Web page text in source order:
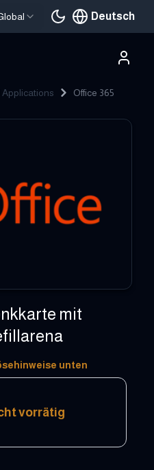
Deutsch
Aktuelle Sprache
Office 365
mit
unten
vorrätig